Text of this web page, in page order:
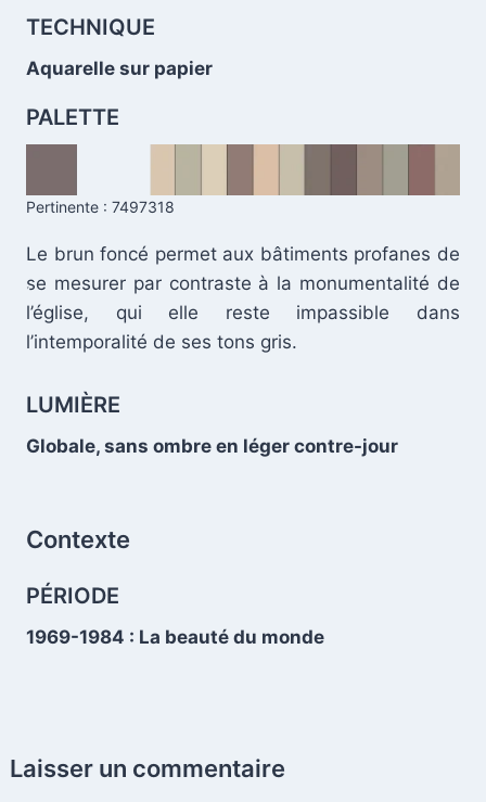
TECHNIQUE
Aquarelle sur papier
PALETTE
Pertinente : 7497318
Le brun foncé permet aux bâtiments profanes de
se mesurer par contraste à la monumentalité de
l’église, qui elle reste impassible dans
l’intemporalité de ses tons gris.
.
LUMIÈRE
Globale, sans ombre en léger contre-jour
Contexte
PÉRIODE
1969-1984 : La beauté du monde
Laisser un commentaire